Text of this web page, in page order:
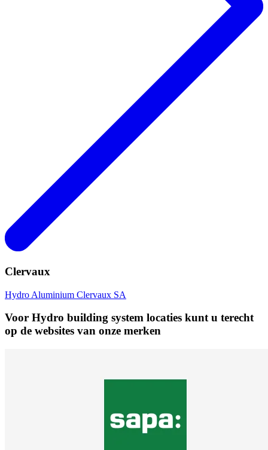
Clervaux
Hydro Aluminium Clervaux SA
Voor Hydro building system locaties kunt u terecht
op de websites van onze merken